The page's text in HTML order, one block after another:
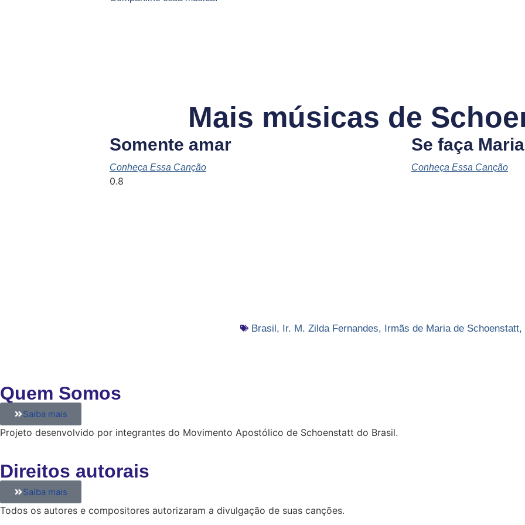
Mais músicas de
Somente amar
Conheça Essa Canção
Se faça Maria
Conheça Essa Canção
Brasil, Ir. M. Zilda Fernandes, Irmãs de Maria de Schoenstatt,
Quem Somos
Saiba mais
Projeto desenvolvido por integrantes do Movimento Apostólico de Schoenstatt do Brasil.
Direitos autorais
Saiba mais
Todos os autores e compositores autorizaram a divulgação de suas canções.